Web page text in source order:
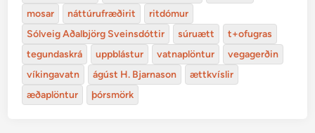
mosar
náttúrufræðirit
ritdómur
Sólveig Aðalbjörg Sveinsdóttir
súruætt
t+ofugras
tegundaskrá
uppblástur vatnaplöntur
vegagerðin
víkingavatn
ágúst H. Bjarnason
ættkvíslir
æðaplöntur
þórsmörk